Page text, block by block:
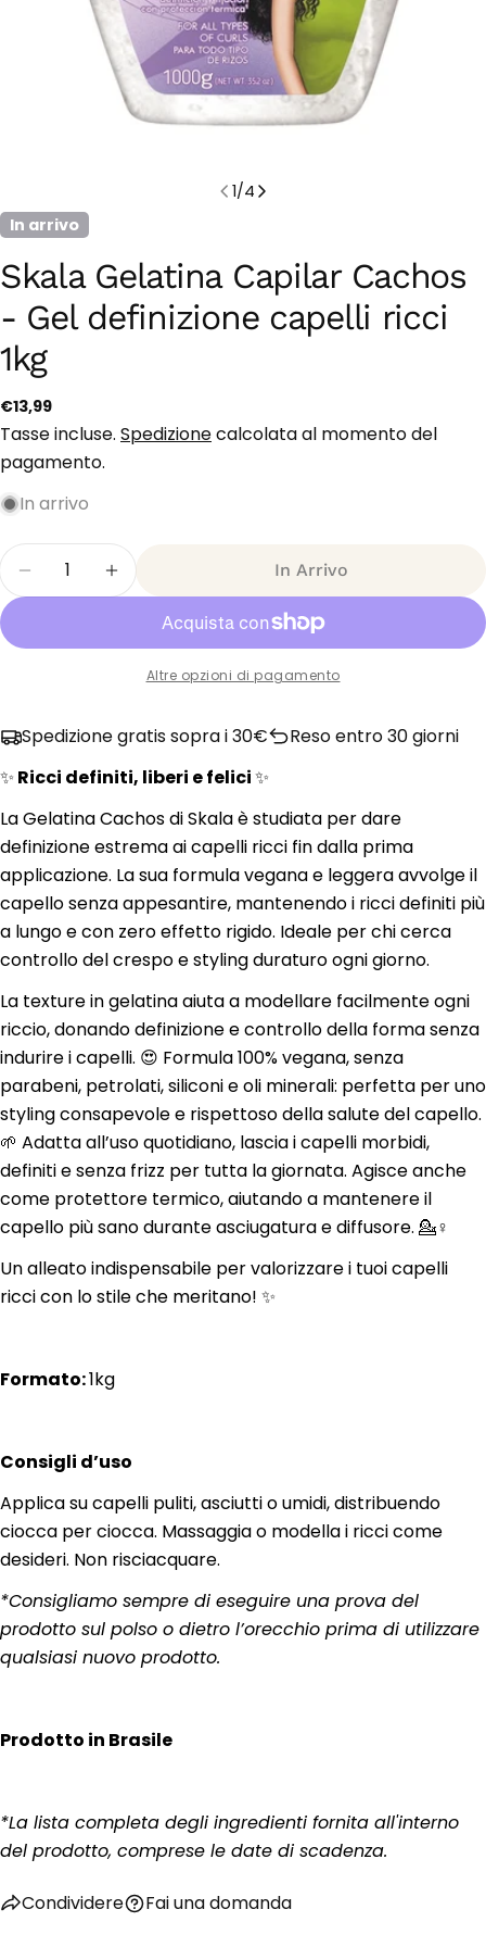
1/4
In arrivo
Skala Gelatina Capilar Cachos
- Gel definizione capelli ricci
1kg
Prezzo
regolare
€13,99
Tasse incluse. Spedizionecalcolata al momento del
pagamento.
In arrivo
Quantità
Diminuisci La Quantità Per Skala Gelatina
Aumenta La Quantità Per Skala
In Arrivo
Altre opzioni di pagamento
Spedizione gratis sopra i 30€
Reso entro 30 giorni
✨ Ricci definiti, liberi e felici✨
La Gelatina Cachos di Skala è studiata per dare
definizione estrema ai capelli ricci fin dalla prima
applicazione. La sua formula vegana e leggera avvolge il
capello senza appesantire, mantenendo i ricci definiti più
a lungo e con zero effetto rigido. Ideale per chi cerca
controllo del crespo e styling duraturo ogni giorno.
La texture in gelatina aiuta a modellare facilmente ogni
riccio, donando definizione e controllo della forma senza
indurire i capelli. 😍 Formula 100% vegana, senza
parabeni, petrolati, siliconi e oli minerali: perfetta per uno
styling consapevole e rispettoso della salute del capello.
🌱 Adatta all’uso quotidiano, lascia i capelli morbidi,
definiti e senza frizz per tutta la giornata. Agisce anche
come protettore termico, aiutando a mantenere il
capello più sano durante asciugatura e diffusore. 💁♀️
Un alleato indispensabile per valorizzare i tuoi capelli
ricci con lo stile che meritano! ✨
Formato:1kg
Consigli d’uso
Applica su capelli puliti, asciutti o umidi, distribuendo
ciocca per ciocca. Massaggia o modella i ricci come
desideri. Non risciacquare.
*Consigliamo sempre di eseguire una prova del
prodotto sul polso o dietro l’orecchio prima di utilizzare
qualsiasi nuovo prodotto.
Prodotto in Brasile
*La lista completa degli ingredienti fornita all'interno
del prodotto, comprese le date di scadenza.
Condividere Fai una domanda
tuo
La